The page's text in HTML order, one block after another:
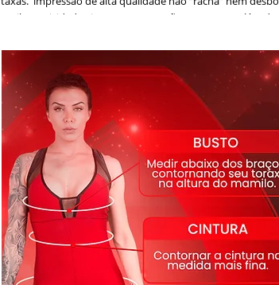
antibactericidade Sire®. Tem Proteção FPS 50 que além de
durabilidade. Modelagem com alças reajustaveis .
Composição: 85% Poliéster 15% Elastano
Tamanhos P , M ,G
Cor vermelho , branco